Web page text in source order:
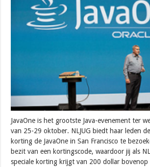
JavaOne is het grootste Java-evenement ter
van 25-29 oktober. NLJUG biedt haar leden
korting de JavaOne in San Francisco te
bezit van een kortingscode, waardoor jij als
speciale korting krijgt van 200 dollar